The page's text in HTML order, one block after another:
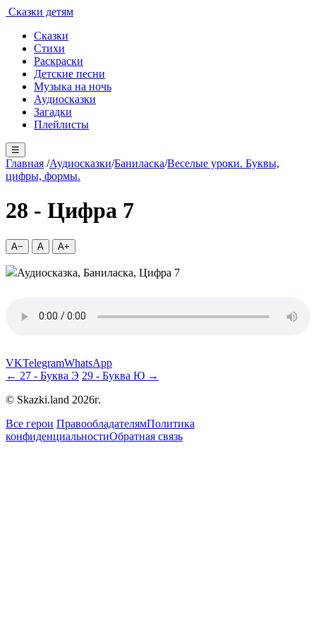
Сказки детям
Сказки
Стихи
Раскраски
Детские песни
Музыка на ночь
Аудиосказки
Загадки
Плейлисты
☰
Главная /Аудиосказки/Баниласка/Веселые уроки. Буквы,
цифры, формы.
28 - Цифра 7
A− A A+
VKTelegramWhatsApp
← 27 - Буква Э 29 - Буква Ю →
© Skazki.land 2026г.
Все герои ПравообладателямПолитика
конфиденциальностиОбратная связь